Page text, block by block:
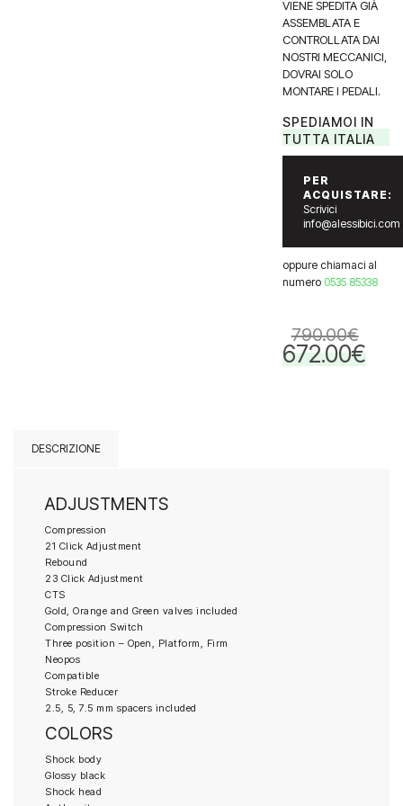
VIENE SPEDITA GIÀ
ASSEMBLATA E
CONTROLLATA DAI
NOSTRI MECCANICI,
DOVRAI SOLO
MONTARE I PEDALI.
SPEDIAMOI IN
TUTTA ITALIA
PER
ACQUISTARE:
Scrivici
info@alessibici.com
oppure chiamaci al
numero 0535 85338
790.00€
Il
prezzo
672.00€Il
prezzo
DESCRIZIONE
ADJUSTMENTS
Compression
21 Click Adjustment
Rebound
23 Click Adjustment
CTS
Gold, Orange and Green valves included
Compression Switch
Three position – Open, Platform, Firm
Neopos
Compatible
Stroke Reducer
2.5, 5, 7.5 mm spacers included
COLORS
Shock body
Glossy black
Shock head